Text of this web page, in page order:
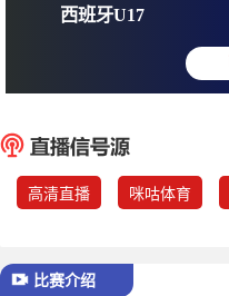
西班牙U17
高清直播 咪咕体育
比赛介绍